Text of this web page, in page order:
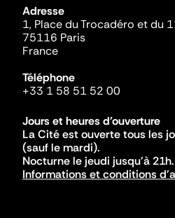
Adresse
1, Place du Trocadéro et du
75116 Paris
France
Téléphone
+33 1 58 51 52 00
Jours et heures d'ouverture
La Cité est ouverte tous les
(sauf le mardi).
Nocturne le jeudi jusqu'à 21h.
Informations et conditions